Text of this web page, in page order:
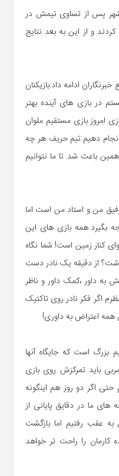
پس از تساوی تیمش در
و از این به بعد نتایج
ادامه داد:بازیکنان
در بازی های آینده بهتر
امروز بازی مستقیم ملوان
انجام دهیم.تیم حریف هر چه
باعث شد تا ما نتوانیم
من و استاد من است اما
بگیرد.همه بازی های این
کنار زمین است! شما نگاه
از دقیقه یک نادر دست
داور ،کمک داور و ناظر
اگر فکر نادر روی تاکتیک
همه اعتراض به داوری!
بزرگ است که جایگاه آنها
باید تمرکزش روی بازی
حتی اگر دو روز هم اینگونه
های ما در دقایق پایانی از
عقب رفتیم اما بازگشت
کارمان را راحت تر خواهد